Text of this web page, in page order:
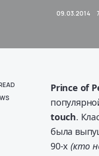
09.03.2014
Prince of
touch.
была
90-х (кто